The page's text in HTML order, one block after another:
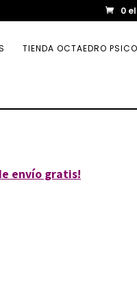
0
TIENDA OCTAEDRO PSICO
envío gratis!